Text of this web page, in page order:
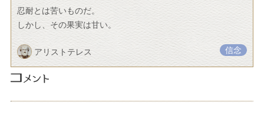
忍耐とは苦いものだ。
しかし、その果実は甘い。
アリストテレス 信念